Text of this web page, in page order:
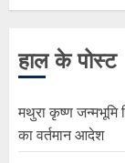
हाल के पोस्ट
मथुरा कृष्ण जन्मभूमि
का वर्तमान आदेश